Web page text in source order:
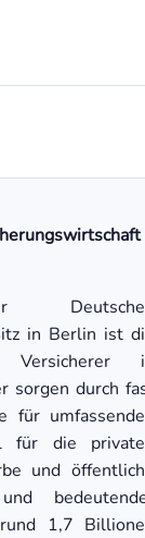
in Berlin ist
Versicherer
sorgen durch
für
für die
und
rund 1,7